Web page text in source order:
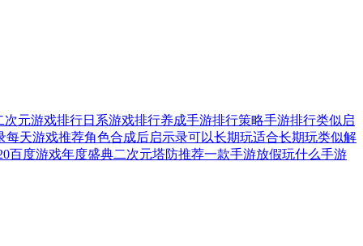
次元游戏排行日系游戏排行养成手游排行策略手游排行类似启
每天游戏推荐角色合成后启示录可以长期玩适合长期玩类似解
百度游戏年度盛典二次元塔防推荐一款手游放假玩什么手游